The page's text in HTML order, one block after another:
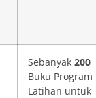
Sebanyak 200
Buku Program
Latihan untuk